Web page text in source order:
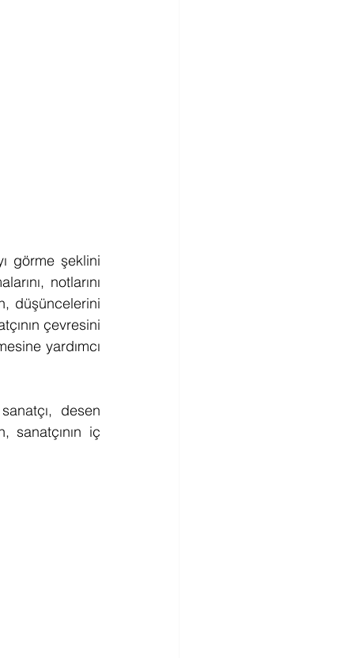
görme şeklini
notlarını
düşüncelerini
çevresini
yardımcı
desen
sanatçının iç